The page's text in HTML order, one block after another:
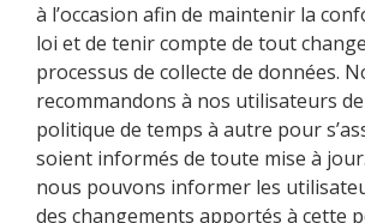
à l’occasion afin de maintenir la
loi et de tenir compte de tout
processus de collecte de données.
recommandons à nos utilisateurs
politique de temps à autre pour
soient informés de toute mise à
nous pouvons informer les
des changements apportés à cette